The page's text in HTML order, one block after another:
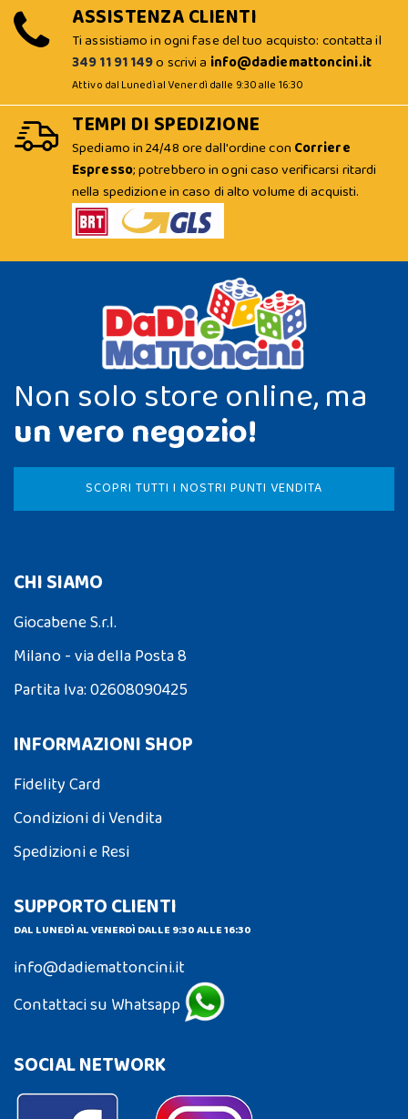
ASSISTENZA CLIENTI
Ti assistiamo in ogni fase del tuo acquisto: contatta il
349 11 91 149o scrivi a info@dadiemattoncini.it
Attivo dal Lunedì al Venerdì dalle 9:30 alle 16:30
TEMPI DI SPEDIZIONE
Spediamo in 24/48 ore dall'ordine con Corriere
Espresso; potrebbero in ogni caso verificarsi ritardi
nella spedizione in caso di alto volume di acquisti.
Non solo store online, ma
un vero negozio!
SCOPRI TUTTI I NOSTRI PUNTI VENDITA
CHI SIAMO
Giocabene S.r.l.
Milano - via della Posta 8
Partita Iva: 02608090425
INFORMAZIONI SHOP
Fidelity Card
Condizioni di Vendita
Spedizioni e Resi
SUPPORTO CLIENTI
DAL LUNEDÌ AL VENERDÌ DALLE 9:30 ALLE 16:30
info@dadiemattoncini.it
Contattaci su Whatsapp
SOCIAL NETWORK